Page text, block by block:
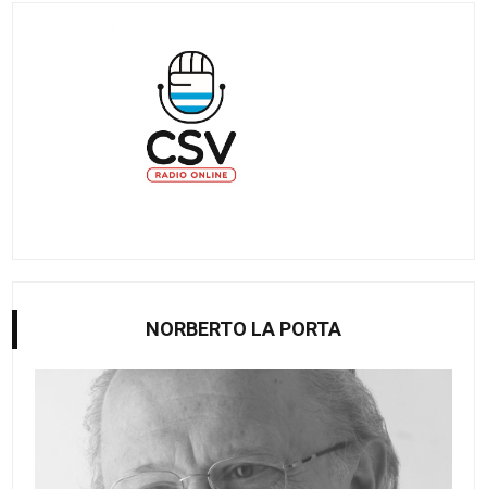
NORBERTO LA PORTA